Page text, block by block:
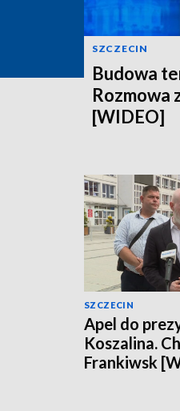
SZCZECIN
Budowa
Rozmowa
[WIDEO]
SZCZECIN
Apel do
Koszalina.
Frankiwsk